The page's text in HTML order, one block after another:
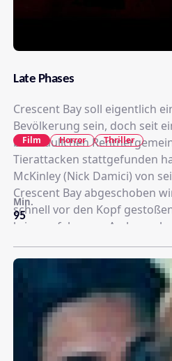
Late Phases
Crescent Bay soll eigentlich
Bevölkerung sein, doch seit
beschaulichen
Tierattacken stattgefunden
McKinley (Nick Damici) von
Crescent Bay abgeschoben
schnell vor den Kopf
kriegserfahrenen Ambrose
Nachdem er einen Angriff
es sich bei der mordenden
Eine mysteriöse Bestie
inmitten der
95
Min.
Film Horror Thriller